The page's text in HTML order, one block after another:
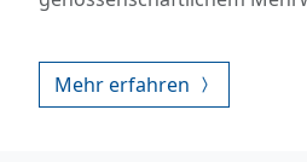
Mehr erfahren